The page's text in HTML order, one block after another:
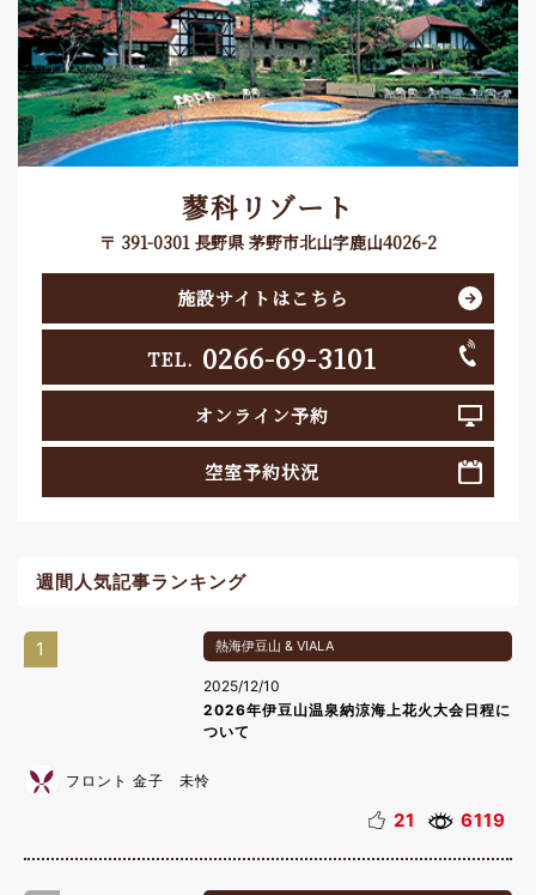
蓼科リゾート
〒 391-0301 長野県 茅野市北山字鹿山4026-2
施設サイトはこちら
TEL. 0266-69-3101
オンライン予約
空室予約状況
週間人気記事ランキング
1 熱海伊豆山 & VIALA
2025/12/10
2026年伊豆山温泉納涼海上花火大会日程に
ついて
フロント 金子 未怜
21 6119